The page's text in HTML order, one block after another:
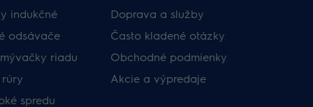
indukčné
odsávače
riadu
spredu
Doprava a služby​
​Často kladené otázky​
Obchodné podmienky​
Akcie a výpredaje